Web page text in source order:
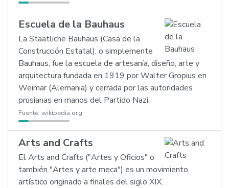
Escuela de la Bauhaus
La Staatliche Bauhaus (Casa de la
Construcción Estatal), o simplemente
Bauhaus, fue la escuela de artesanía, diseño, arte y
arquitectura fundada en 1919 por Walter Gropius en
Weimar (Alemania) y cerrada por las autoridades
prusianas en manos del Partido Nazi.
Fuente: wikipedia.org
Arts and Crafts
El Arts and Crafts ("Artes y Oficios" o
también "Artes y arte meca") es un movimiento
artístico originado a finales del siglo XIX.